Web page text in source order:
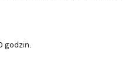
godzin.